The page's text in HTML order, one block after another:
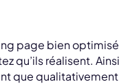
page bien
qu’ils réalisent.
que